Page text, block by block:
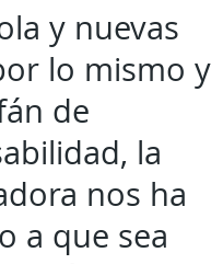
y nuevas
lo mismo y
de
la
nos ha
a que sea